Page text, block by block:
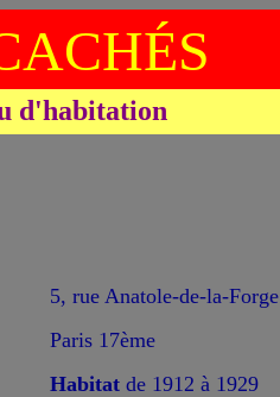
d'habitation
5, rue Anatole-de-la-Forge
Paris 17ème
Habitat de 1912 à 1929